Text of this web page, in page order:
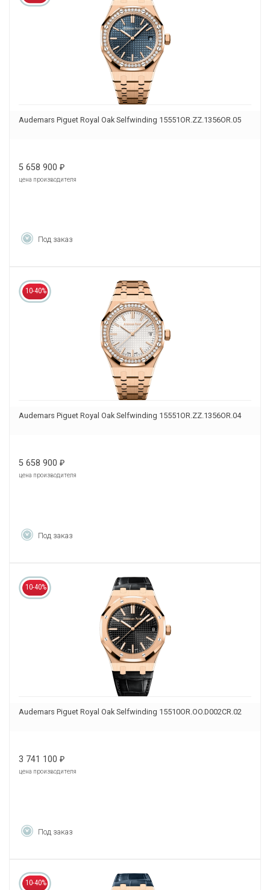
Audemars Piguet Royal Oak Selfwinding 15551OR.ZZ.1356OR.05
5 658 900 ₽
цена производителя
Под заказ
10-40%
Audemars Piguet Royal Oak Selfwinding 15551OR.ZZ.1356OR.04
5 658 900 ₽
цена производителя
Под заказ
10-40%
Audemars Piguet Royal Oak Selfwinding 15510OR.OO.D002CR.02
3 741 100 ₽
цена производителя
Под заказ
10-40%